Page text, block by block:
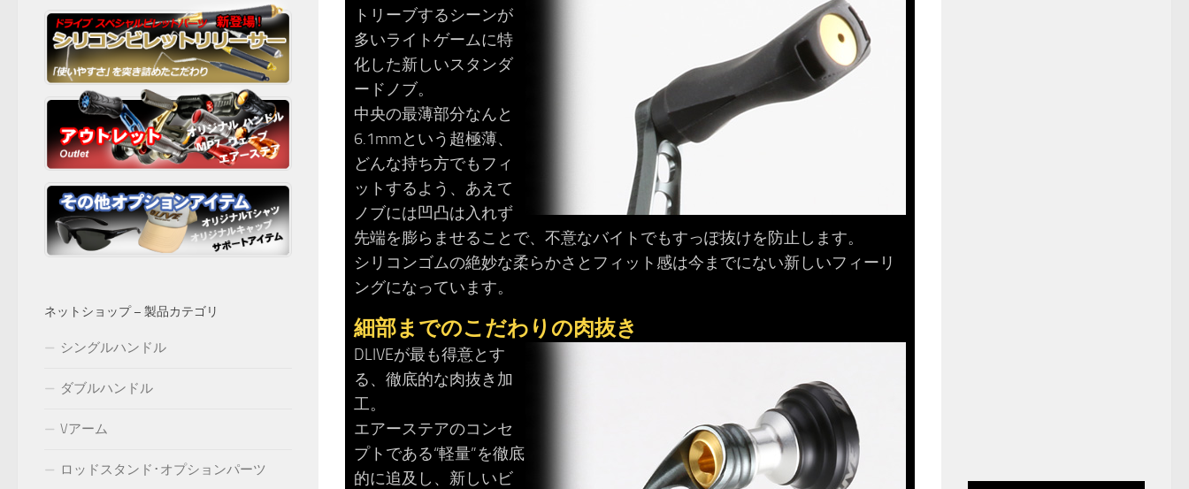
トリーブするシーンが
多いライトゲームに特
化した新しいスタンダ
ードノブ。
中央の最薄部分なんと
6.1mmという超極薄、
どんな持ち方でもフィ
ットするよう、あえて
ノブには凹凸は入れず
先端を膨らませることで、不意なバイトでもすっぽ抜けを防止します。
シリコンゴムの絶妙な柔らかさとフィット感は今までにない新しいフィーリ
ングになっています。
細部までのこだわりの肉抜き
DLIVEが最も得意とす
る、徹底的な肉抜き加
工。
エアーステアのコンセ
プトである“軽量”を徹底
的に追及し、新しいビ
ネットショップ – 製品カテゴリ
シングルハンドル
ダブルハンドル
Vアーム
ロッドスタンド･オプションパーツ